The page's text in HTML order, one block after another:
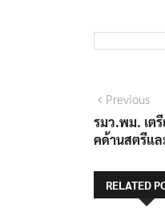
แนะแนว
เรื่อง
Previous
รมว.พม. เต
คด้านสตรีแล
RELATED